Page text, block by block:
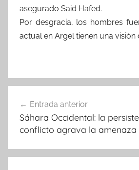
asegurado Said Hafed.
Por desgracia, los hombres
actual en Argel tienen una visión
de
entradas
Entrada anterior
Sáhara Occidental: la
conflicto agrava la amenaza